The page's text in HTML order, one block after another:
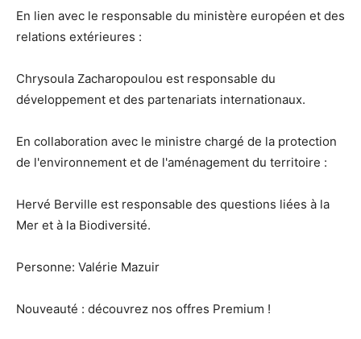
En lien avec le responsable du ministère européen et des
relations extérieures :
Chrysoula Zacharopoulou est responsable du
développement et des partenariats internationaux.
En collaboration avec le ministre chargé de la protection
de l'environnement et de l'aménagement du territoire :
Hervé Berville est responsable des questions liées à la
Mer et à la Biodiversité.
Personne: Valérie Mazuir
Nouveauté : découvrez nos offres Premium !